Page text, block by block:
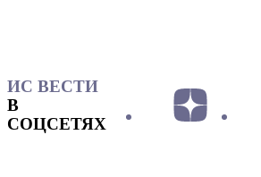
ИС ВЕСТИ
В
СОЦСЕТЯХ